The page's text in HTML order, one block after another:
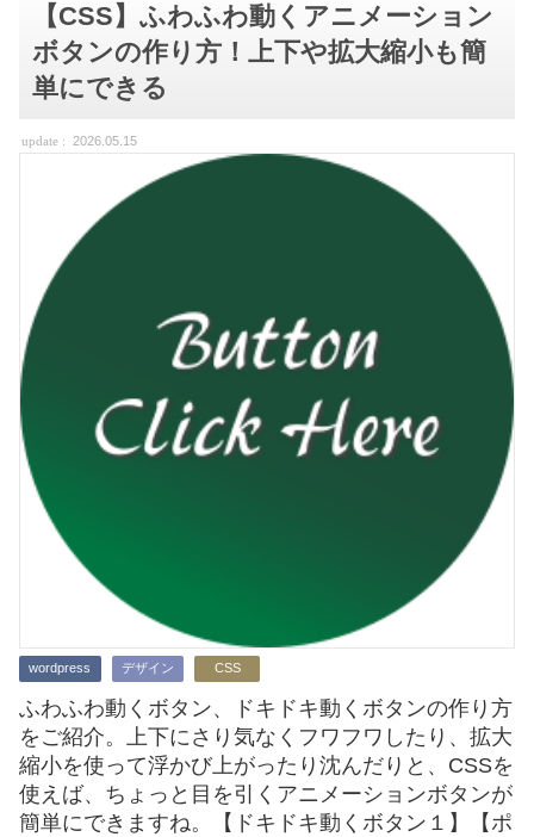
【CSS】ふわふわ動くアニメーション
ボタンの作り方！上下や拡大縮小も簡
単にできる
2026.05.15
wordpress デザイン CSS
ふわふわ動くボタン、ドキドキ動くボタンの作り方
をご紹介。上下にさり気なくフワフワしたり、拡大
縮小を使って浮かび上がったり沈んだりと、CSSを
使えば、ちょっと目を引くアニメーションボタンが
簡単にできますね。【ドキドキ動くボタン１】【ポ